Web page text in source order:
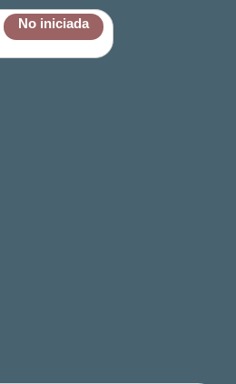
No iniciada